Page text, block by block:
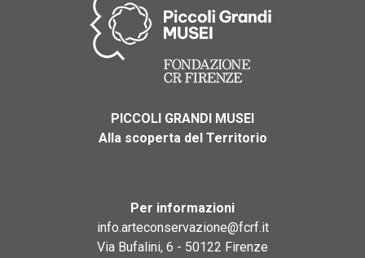
PICCOLI GRANDI MUSEI
Alla scoperta del Territorio
Per informazioni
info.arteconservazione@fcrf.it
Via Bufalini, 6 - 50122 Firenze